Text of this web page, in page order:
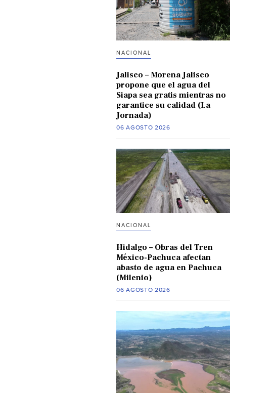
NACIONAL
Jalisco – Morena Jalisco
propone que el agua del
Siapa sea gratis mientras no
garantice su calidad (La
Jornada)
06 AGOSTO 2026
NACIONAL
Hidalgo – Obras del Tren
México-Pachuca afectan
abasto de agua en Pachuca
(Milenio)
06 AGOSTO 2026